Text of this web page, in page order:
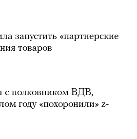
запустить «партнерские
товаров
с полковником ВДВ,
году «похоронили» z-